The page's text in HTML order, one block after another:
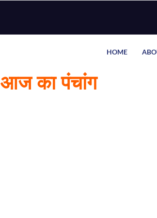
HOME
आज का पंचांग